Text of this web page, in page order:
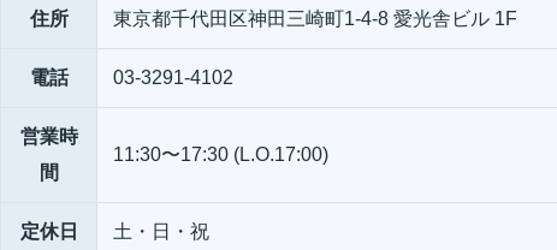
住所 東京都千代田区神田三崎町1-4-8 愛光舎ビル 1F
電話 03-3291-4102
営業時
間
11:30〜17:30 (L.O.17:00)
定休日 土・日・祝